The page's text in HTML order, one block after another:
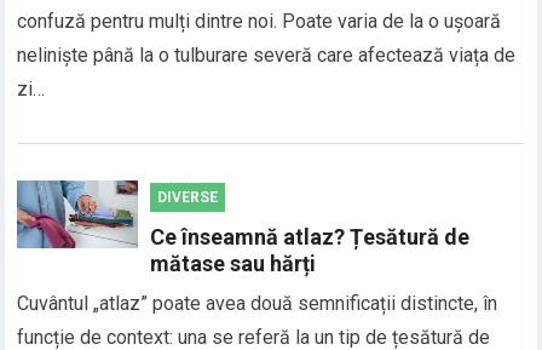
confuză pentru mulți dintre noi. Poate varia de la o ușoară
neliniște până la o tulburare severă care afectează viața de
zi…
DIVERSE
Ce înseamnă atlaz? Țesătură de
mătase sau hărți
Cuvântul „atlaz” poate avea două semnificații distincte, în
funcție de context: una se referă la un tip de țesătură de